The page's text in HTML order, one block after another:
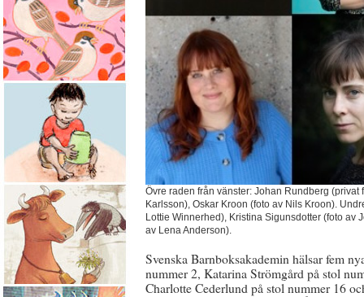
Övre raden från vänster: Johan Rundberg
Karlsson), Oskar Kroon (foto av Nils Kroon).
Lottie Winnerhed), Kristina Sigunsdotter (foto
av Lena Anderson).
Svenska Barnboksakademin hälsar fem
nummer 2, Katarina Strömgård på stol
Charlotte Cederlund på stol nummer 16